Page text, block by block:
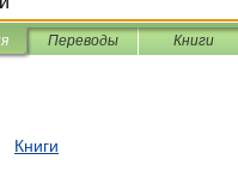
Переводы Книги
Книги